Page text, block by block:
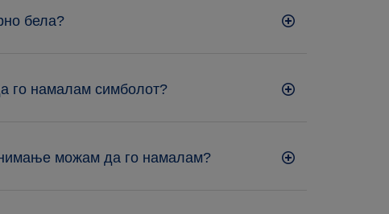
бела?
го намалам симболот?
можам да го намалам?